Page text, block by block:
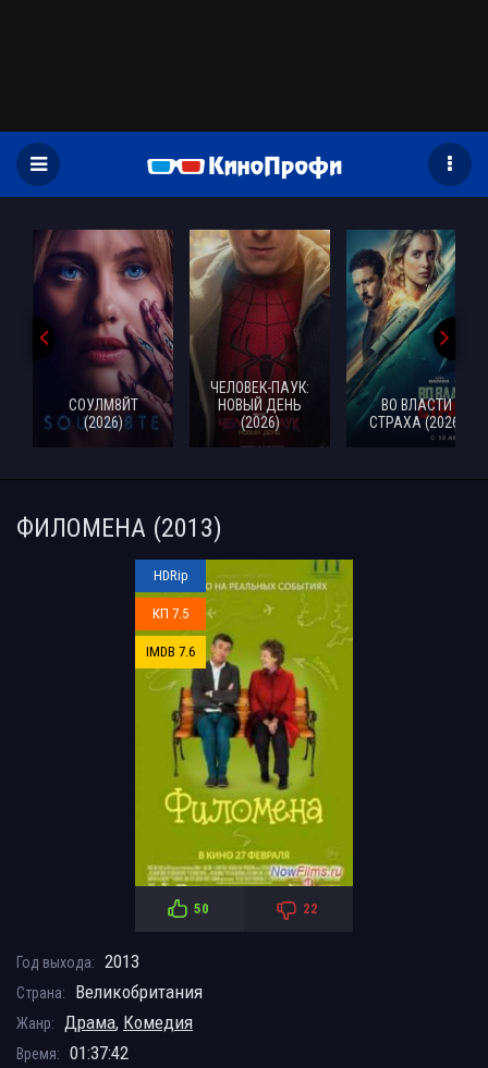
СОУЛМ8ЙТ
(2026)
ЧЕЛОВЕК-ПАУК:
НОВЫЙ ДЕНЬ
(2026)
ВО ВЛАСТИ
СТРАХА (2026)
ФИЛОМЕНА (2013)
HDRip
КП 7.5
IMDB 7.6
50 22
Год выхода: 2013
Страна: Великобритания
Жанр: Драма, Комедия
Время: 01:37:42